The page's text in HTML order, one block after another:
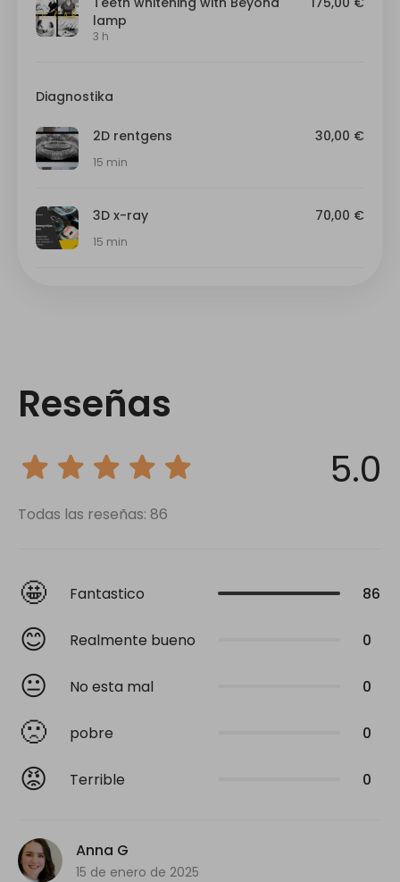
Reseñas
5.0
Todas las reseñas: 86
🤩 Fantastico 86
😊 Realmente bueno 0
😐 No esta mal 0
🙁 pobre 0
😡 Terrible 0
Anna G
15 de enero de 2025